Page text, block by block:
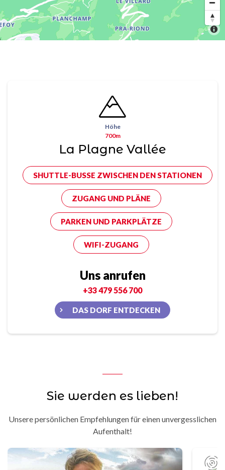
Höhe
700m
La Plagne Vallée
SHUTTLE-BUSSE ZWISCHEN DEN STATIONEN
ZUGANG UND PLÄNE
PARKEN UND PARKPLÄTZE
WIFI-ZUGANG
Uns anrufen
+33 479 556 700
DAS DORF ENTDECKEN
Sie werden es lieben!
Unsere persönlichen Empfehlungen für einen unvergesslichen
Aufenthalt!